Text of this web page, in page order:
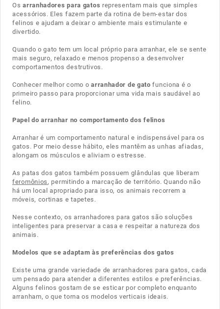
Osarranhadores para gatos representam mais que simples
acessórios. Eles fazem parte da rotina de bem-estar dos
felinos e ajudam a deixar o ambiente mais estimulante e
divertido.
Quando o gato tem um local próprio para arranhar, ele se sente
mais seguro, relaxado e menos propenso a desenvolver
comportamentos destrutivos.
Conhecer melhor como oarranhador de gato funciona é o
primeiro passo para proporcionar uma vida mais saudável ao
felino.
Papel do arranhar no comportamento dos felinos
Arranhar é um comportamento natural e indispensável para os
gatos. Por meio desse hábito, eles mantêm as unhas afiadas,
alongam os músculos e aliviam o estresse.
As patas dos gatos também possuem glândulas que liberam
feromônios, permitindo a marcação de território. Quando não
há um local apropriado para isso, os animais recorrem a
móveis, cortinas e tapetes.
Nesse contexto, os arranhadores para gatos são soluções
inteligentes para preservar a casa e respeitar a natureza dos
animais.
Modelos que se adaptam às preferências dos gatos
Existe uma grande variedade de arranhadores para gatos, cada
um pensado para atender a diferentes estilos e preferências.
Alguns felinos gostam de se esticar por completo enquanto
arranham, o que torna os modelos verticais ideais.